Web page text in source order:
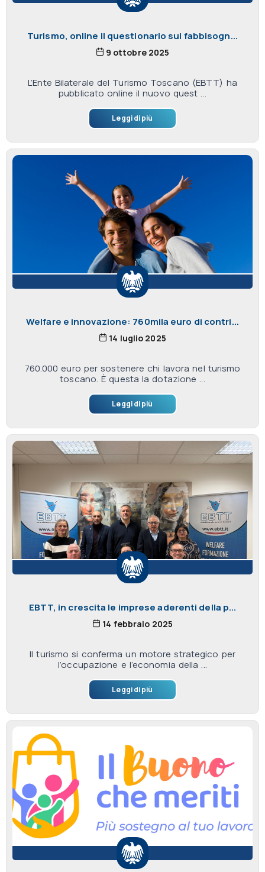
Turismo, online il questionario sui fabbisogn...
9 ottobre 2025
L’Ente Bilaterale del Turismo Toscano (EBTT) ha
pubblicato online il nuovo quest ...
Leggi di più
Welfare e innovazione: 760mila euro di contri...
14 luglio 2025
760.000 euro per sostenere chi lavora nel turismo
toscano. È questa la dotazione ...
Leggi di più
EBTT, in crescita le imprese aderenti della p...
14 febbraio 2025
Il turismo si conferma un motore strategico per
l’occupazione e l’economia della ...
Leggi di più